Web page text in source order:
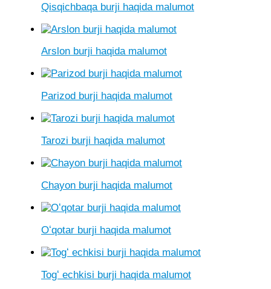
Qisqichbaqa burji haqida malumot
Arslon burji haqida malumot
Parizod burji haqida malumot
Tarozi burji haqida malumot
Chayon burji haqida malumot
Oʻqotar burji haqida malumot
Togʻ echkisi burji haqida malumot